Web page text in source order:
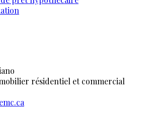
résidentiel et commercial